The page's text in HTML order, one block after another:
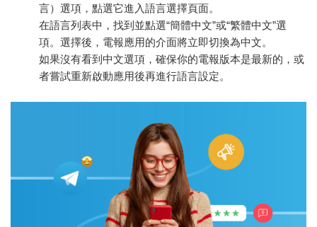
言）選項，點選它進入語言選擇頁面。
在語言列表中，找到並點選“簡體中文”或“繁體中文”選
項。選擇後，電報應用的介面將立即切換為中文。
如果沒有看到中文選項，確保你的電報版本是最新的，或
者嘗試重新啟動應用後再進行語言設定。